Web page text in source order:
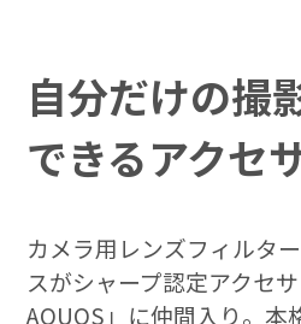
自分だけの撮
できるアクセ
カメラ用レンズフィルタ
スがシャープ認定アクセ
AQUOS」に仲間入り。本